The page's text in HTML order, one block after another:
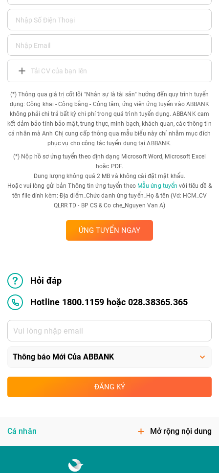
Tải CV của bạn lên
(*) Thông qua giá trị cốt lõi "Nhân sự là tài sản" hướng đến quy trình tuyển
dụng: Công khai - Công bằng - Công tâm, ứng viên ứng tuyển vào ABBANK
không phải chi trả bất kỳ chi phí trong quá trình tuyển dụng. ABBANK cam
kết đảm bảo tính bảo mật, trung thực, minh bạch, khách quan, các thông tin
cá nhân mà Anh Chị cung cấp thông qua mẫu biểu này chỉ nhằm mục đích
phục vụ cho công tác tuyển dụng tại ABBANK.
(*) Nộp hồ sơ ứng tuyển theo định dạng Microsoft Word, Microsoft Excel
hoặc PDF.
Dung lượng không quá 2 MB và không cài đặt mật khẩu.
Hoặc vui lòng gửi bản Thông tin ứng tuyển theo Mẫu ứng tuyển với tiêu đề &
tên file đính kèm: Địa điểm_Chức danh ứng tuyển_Họ & tên (Vd: HCM_CV
QLRR TD - BP CS & Co che_Nguyen Van A)
ỨNG TUYỂN NGAY
Hỏi đáp
Hotline 1800.1159 hoặc 028.38365.365
ĐĂNG KÝ
Cá nhân Mở rộng nội dung